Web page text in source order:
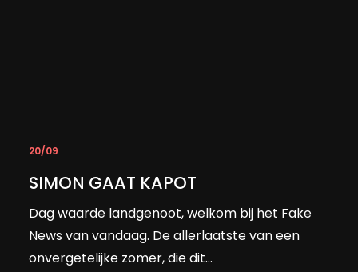
20/09
SIMON GAAT KAPOT
Dag waarde landgenoot, welkom bij het Fake
News van vandaag. De allerlaatste van een
onvergetelijke zomer, die dit…